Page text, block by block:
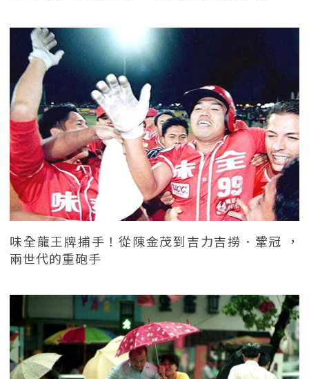
味全龍王牌捕手！從陳金茂到吉力吉撈．鞏冠 ，
兩世代的重砲手